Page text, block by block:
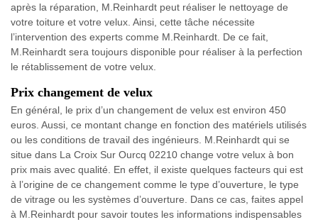
après la réparation, M.Reinhardt peut réaliser le nettoyage de
votre toiture et votre velux. Ainsi, cette tâche nécessite
l’intervention des experts comme M.Reinhardt. De ce fait,
M.Reinhardt sera toujours disponible pour réaliser à la perfection
le rétablissement de votre velux.
Prix changement de velux
En général, le prix d’un changement de velux est environ 450
euros. Aussi, ce montant change en fonction des matériels utilisés
ou les conditions de travail des ingénieurs. M.Reinhardt qui se
situe dans La Croix Sur Ourcq 02210 change votre velux à bon
prix mais avec qualité. En effet, il existe quelques facteurs qui est
à l’origine de ce changement comme le type d’ouverture, le type
de vitrage ou les systèmes d’ouverture. Dans ce cas, faites appel
à M.Reinhardt pour savoir toutes les informations indispensables